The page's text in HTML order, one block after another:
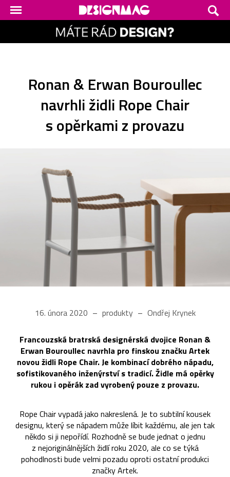
Ronan & Erwan Bouroullec
navrhli židli Rope Chair
s opěrkami z provazu
16. února 2020 produkty Ondřej Krynek
Francouzská bratrská designérská dvojice Ronan &
Erwan Bouroullec navrhla pro finskou značku Artek
novou židli Rope Chair. Je kombinací dobrého nápadu,
sofistikovaného inženýrství s tradicí. Židle má opěrky
rukou i opěrák zad vyrobený pouze z provazu.
Rope Chair vypadá jako nakreslená. Je to subtilní kousek
designu, který se nápadem může líbit každému, ale jen tak
někdo si ji nepořídí. Rozhodně se bude jednat o jednu
z nejoriginálnějších židlí roku 2020, ale co se týká
pohodlnosti bude velmi pozadu oproti ostatní produkci
značky Artek.